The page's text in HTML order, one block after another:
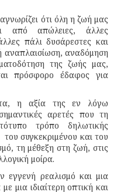
ότι όλη η ζωή μας
από απώλειες, άλλες
πάλι δυσάρεστες και
αναδόμηση
της ζωής μας,
πρόσφορο έδαφος για
η αξία της εν λόγω
αρετές που τη
τρόπο δηλωτικής
συγκεκριμένου και του
τη μέθεξη στη ζωή, στις
μοίρα.
εγγενή ρεαλισμό και μια
μια ιδιαίτερη οπτική και